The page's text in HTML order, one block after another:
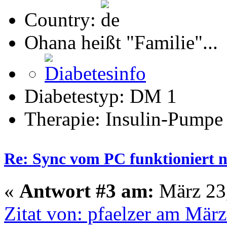
Country:
Ohana heißt "Familie"...
Diabetestyp: DM 1
Therapie: Insulin-Pumpe
Re: Sync vom PC funktioniert
« Antwort #3 am: März
Zitat von: pfaelzer am